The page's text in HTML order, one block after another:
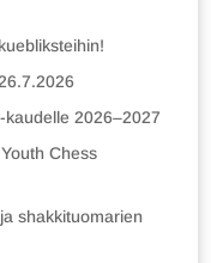
2026–2027
Chess
shakkituomarien